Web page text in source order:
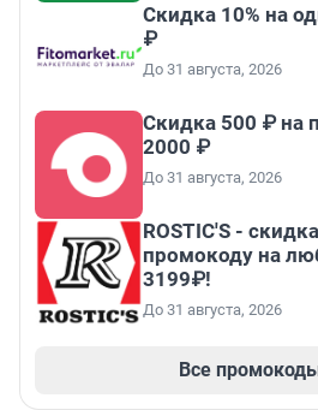
Скидка 10% на
₽
До 31 августа, 2026
Скидка 500 ₽ на
2000 ₽
До 31 августа, 2026
ROSTIC'S -
промокоду на
3199₽!
До 31 августа, 2026
Все